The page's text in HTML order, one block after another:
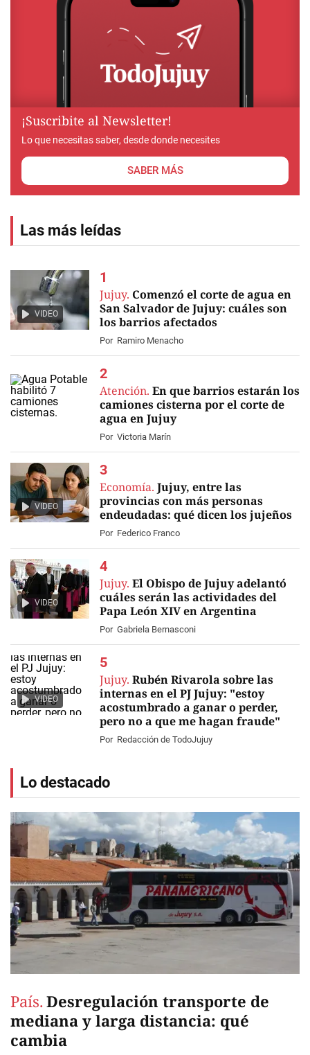
¡Suscribite al Newsletter!
Lo que necesitas saber, desde donde necesites
SABER MÁS
Las más leídas
VIDEO
Jujuy. Comenzó el corte de agua en
San Salvador de Jujuy: cuáles son
los barrios afectados
Por Ramiro Menacho
Atención. En que barrios estarán los
camiones cisterna por el corte de
agua en Jujuy
Por Victoria Marín
VIDEO
Economía. Jujuy, entre las
provincias con más personas
endeudadas: qué dicen los jujeños
Por Federico Franco
VIDEO
Jujuy. El Obispo de Jujuy adelantó
cuáles serán las actividades del
Papa León XIV en Argentina
Por Gabriela Bernasconi
VIDEO
Jujuy. Rubén Rivarola sobre las
internas en el PJ Jujuy: "estoy
acostumbrado a ganar o perder,
pero no a que me hagan fraude"
Por Redacción de TodoJujuy
Lo destacado
País. Desregulación transporte de
mediana y larga distancia: qué
cambia